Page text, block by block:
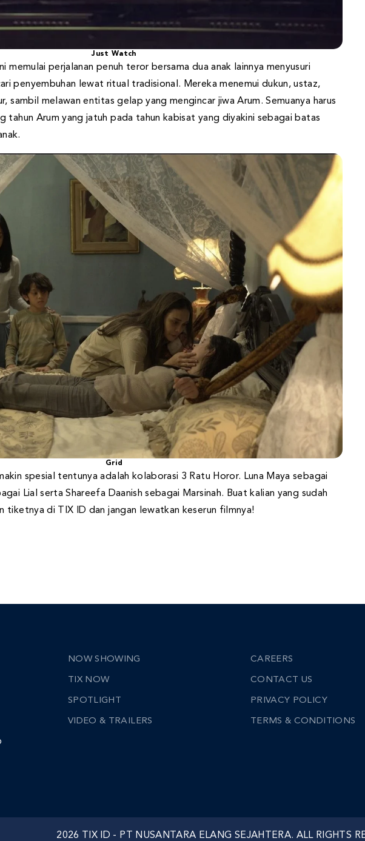
Just Watch
memulai perjalanan penuh teror bersama dua anak lainnya menyusuri
penyembuhan lewat ritual tradisional. Mereka menemui dukun, ustaz,
sambil melawan entitas gelap yang mengincar jiwa Arum. Semuanya harus
tahun Arum yang jatuh pada tahun kabisat yang diyakini sebagai batas
Grid
spesial tentunya adalah kolaborasi 3 Ratu Horor. Luna Maya sebagai
Lial serta Shareefa Daanish sebagai Marsinah. Buat kalian yang sudah
tiketnya di TIX ID dan jangan lewatkan keserun filmnya!
NOW SHOWING
TIX NOW
SPOTLIGHT
VIDEO & TRAILERS
CAREERS
CONTACT US
PRIVACY POLICY
TERMS & CONDITIONS
2026 TIX ID - PT NUSANTARA ELANG SEJAHTERA. ALL RIGHTS